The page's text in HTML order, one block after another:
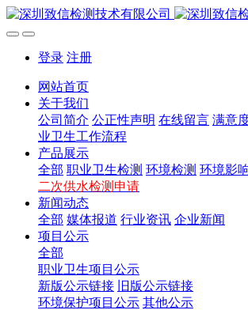
登录 注册
网站首页
关于我们
公司简介 公正性声明 在线留言 满意
业卫生工作流程
产品展示
全部 职业卫生检测 环境检测 环境影
二次供水检测申请
新闻动态
全部 媒体报道 行业资讯 企业新闻
项目公示
全部
职业卫生项目公示
新版公示链接
旧版公示链接
环境保护项目公示 其他公示